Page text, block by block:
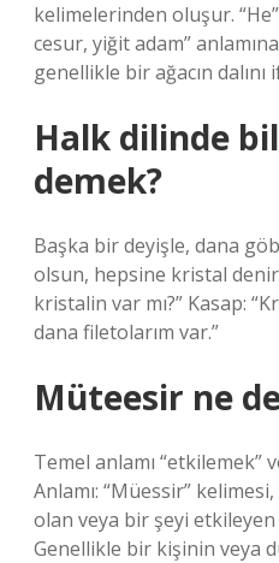
kelimelerinden oluşur.
cesur, yiğit adam”
genellikle bir ağacın dalını
Halk dilinde
demek?
Başka bir deyişle, dana
olsun, hepsine kristal
kristalin var mı?” Kasap:
dana filetolarım var.”
Müteesir ne
Temel anlamı “etkilemek”
Anlamı: “Müessir”
olan veya bir şeyi
Genellikle bir kişinin veya